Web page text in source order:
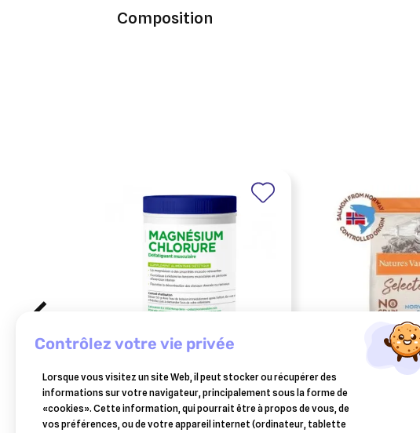
Composition
ESC LABORATOIRE
esc laboratoire magnésium
chlorure défatiguant
musculaire cheval 700g
14,90 €
croquettes
selected
norvège pour
contrôlez votre vie privée
Lorsque vous visitez un site Web, il peut stocker ou récupérer des
informations sur votre navigateur, principalement sous la forme de
«cookies». Cette information, qui pourrait être à propos de vous, de
vos préférences, ou de votre appareil internet (ordinateur, tablette